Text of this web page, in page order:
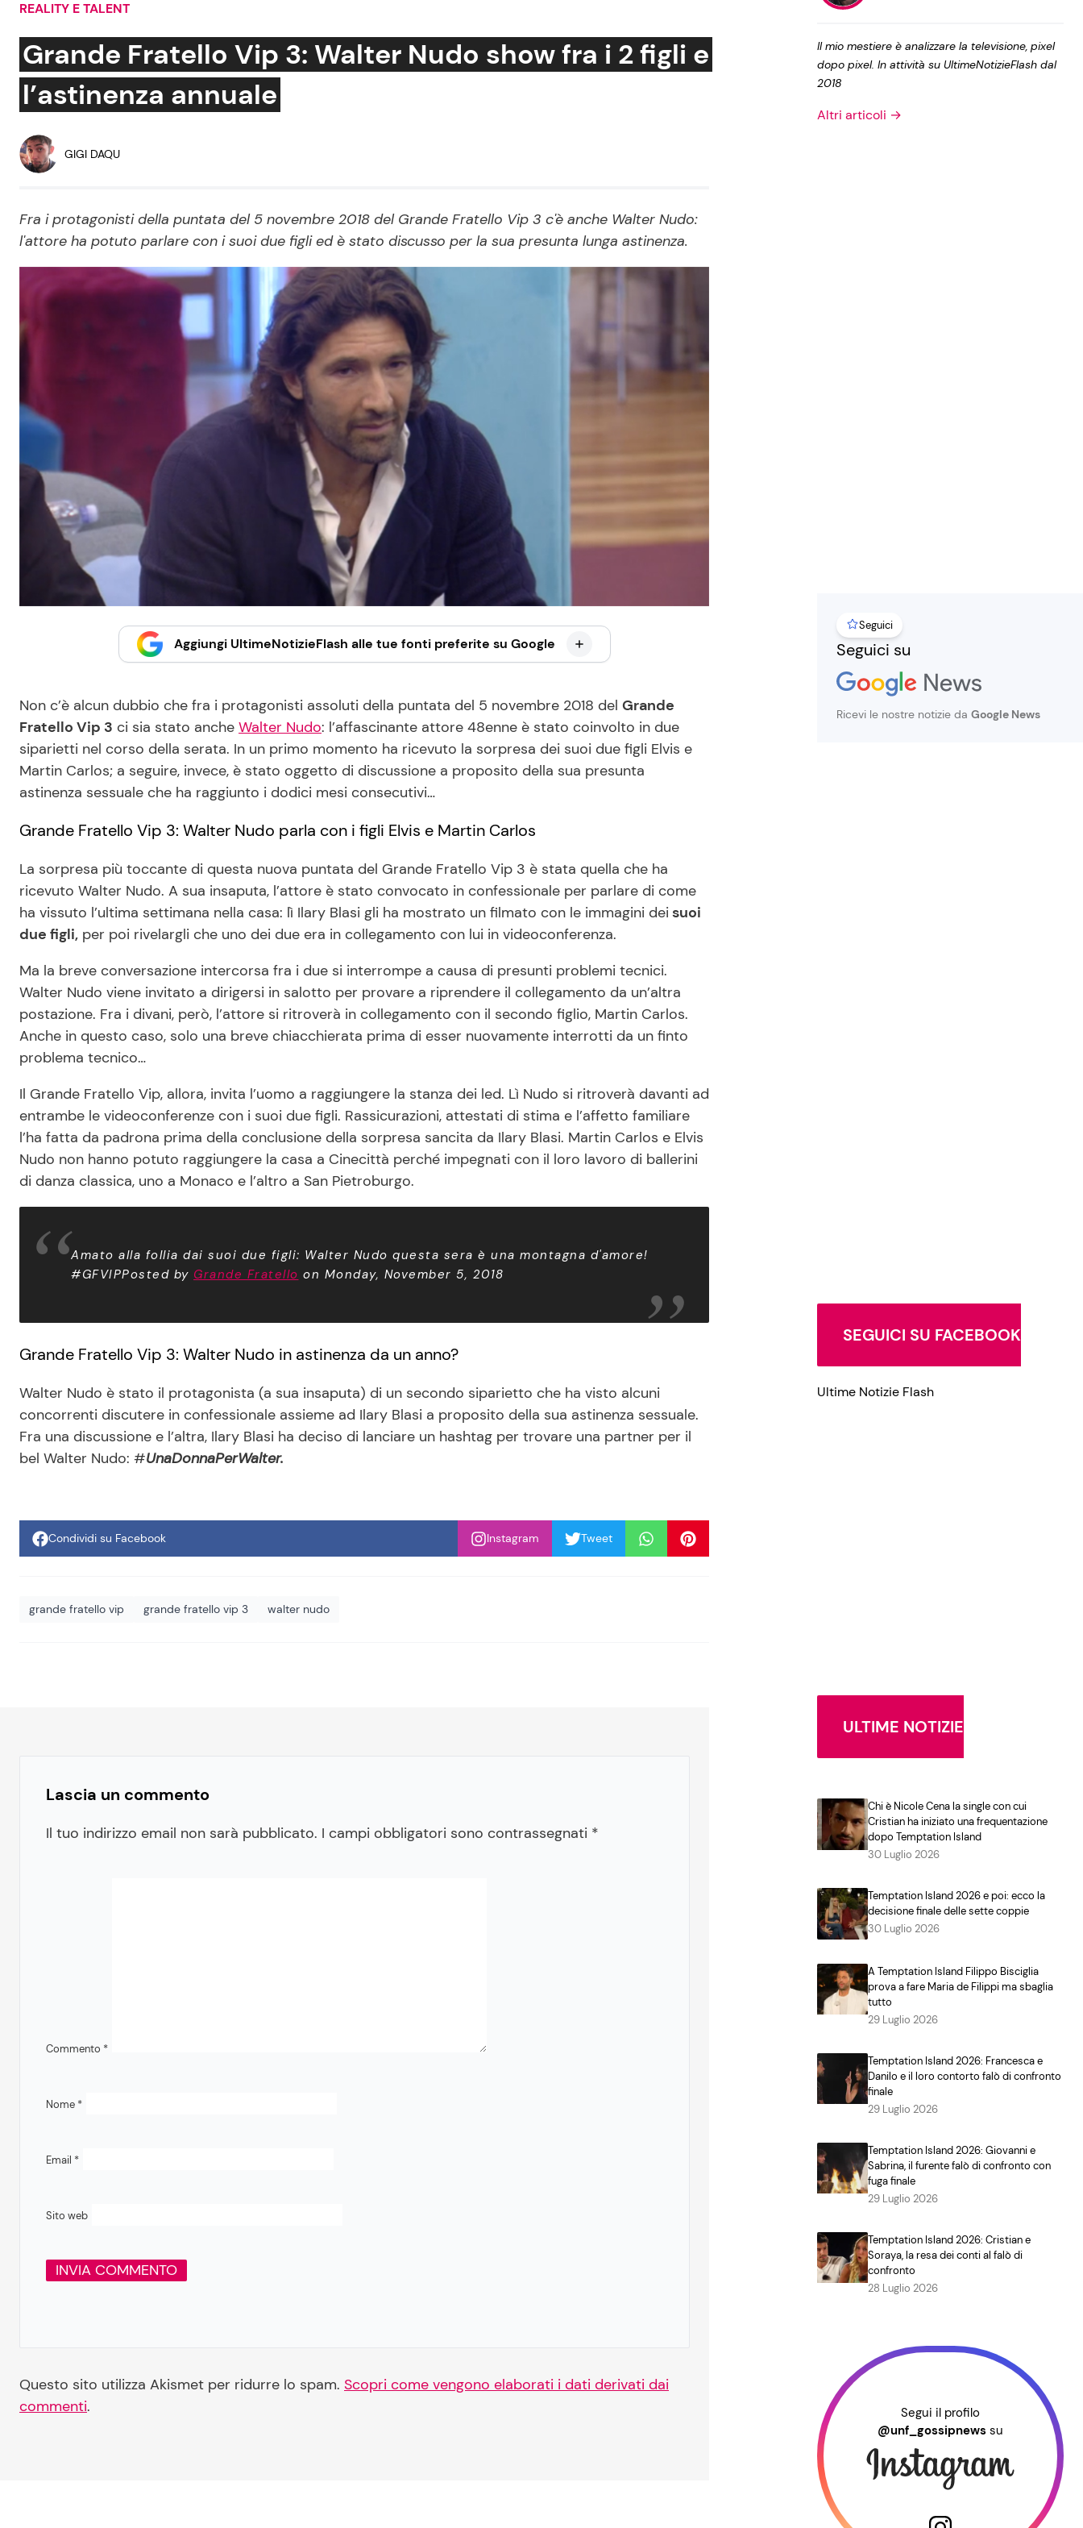
Social News
News dal mondo
Benessere
Mondo Mamma
News benessere
Salute
Viaggi e Turismo
Festività
Le Ricette in TV
Primi Piatti
Ricette Facili e Veloci
Privacy Policy
REALITY E TALENT
Grande Fratello Vip 3: Walter Nudo show fra i 2 figli e
l’astinenza annuale
GIGI DAQU
Fra i protagonisti della puntata del 5 novembre 2018 del Grande Fratello Vip 3 c'è anche Walter Nudo:
l'attore ha potuto parlare con i suoi due figli ed è stato discusso per la sua presunta lunga astinenza.
Aggiungi UltimeNotizieFlash alle tue fonti preferite su Google
Non c’è alcun dubbio che fra i protagonisti assoluti della puntata del 5 novembre 2018 del Grande
Fratello Vip 3 ci sia stato anche Walter Nudo: l’affascinante attore 48enne è stato coinvolto in due
siparietti nel corso della serata. In un primo momento ha ricevuto la sorpresa dei suoi due figli Elvis e
Martin Carlos; a seguire, invece, è stato oggetto di discussione a proposito della sua presunta
astinenza sessuale che ha raggiunto i dodici mesi consecutivi…
Grande Fratello Vip 3: Walter Nudo parla con i figli Elvis e Martin Carlos
La sorpresa più toccante di questa nuova puntata del Grande Fratello Vip 3 è stata quella che ha
ricevuto Walter Nudo. A sua insaputa, l’attore è stato convocato in confessionale per parlare di come
ha vissuto l’ultima settimana nella casa: lì Ilary Blasi gli ha mostrato un filmato con le immagini dei suoi
due figli, per poi rivelargli che uno dei due era in collegamento con lui in videoconferenza.
Ma la breve conversazione intercorsa fra i due si interrompe a causa di presunti problemi tecnici.
Walter Nudo viene invitato a dirigersi in salotto per provare a riprendere il collegamento da un’altra
postazione. Fra i divani, però, l’attore si ritroverà in collegamento con il secondo figlio, Martin Carlos.
Anche in questo caso, solo una breve chiacchierata prima di esser nuovamente interrotti da un finto
problema tecnico…
Il Grande Fratello Vip, allora, invita l’uomo a raggiungere la stanza dei led. Lì Nudo si ritroverà davanti ad
entrambe le videoconferenze con i suoi due figli. Rassicurazioni, attestati di stima e l’affetto familiare
l’ha fatta da padrona prima della conclusione della sorpresa sancita da Ilary Blasi. Martin Carlos e Elvis
Nudo non hanno potuto raggiungere la casa a Cinecittà perché impegnati con il loro lavoro di ballerini
di danza classica, uno a Monaco e l’altro a San Pietroburgo.
Amato alla follia dai suoi due figli: Walter Nudo questa sera è una montagna d'amore!
#GFVIPPosted by Grande Fratello on Monday, November 5, 2018
Grande Fratello Vip 3: Walter Nudo in astinenza da un anno?
Walter Nudo è stato il protagonista (a sua insaputa) di un secondo siparietto che ha visto alcuni
concorrenti discutere in confessionale assieme ad Ilary Blasi a proposito della sua astinenza sessuale.
Fra una discussione e l’altra, Ilary Blasi ha deciso di lanciare un hashtag per trovare una partner per il
bel Walter Nudo: #UnaDonnaPerWalter.
Condividi su Facebook Instagram Tweet
grande fratello vip grande fratello vip 3 walter nudo
Lascia un commento
Il tuo indirizzo email non sarà pubblicato. I campi obbligatori sono contrassegnati *
Commento *
Nome *
Email *
Sito web
Questo sito utilizza Akismet per ridurre lo spam. Scopri come vengono elaborati i dati derivati dai
commenti.
Il mio mestiere è analizzare la televisione, pixel
dopo pixel. In attività su UltimeNotizieFlash dal
2018
Altri articoli →
Seguici
Seguici su
Ricevi le nostre notizie da Google News
SEGUICI SU FACEBOOK
Ultime Notizie Flash
ULTIME NOTIZIE
Chi è Nicole Cena la single con cui
Cristian ha iniziato una frequentazione
dopo Temptation Island
30 Luglio 2026
Temptation Island 2026 e poi: ecco la
decisione finale delle sette coppie
30 Luglio 2026
A Temptation Island Filippo Bisciglia
prova a fare Maria de Filippi ma sbaglia
tutto
29 Luglio 2026
Temptation Island 2026: Francesca e
Danilo e il loro contorto falò di confronto
finale
29 Luglio 2026
Temptation Island 2026: Giovanni e
Sabrina, il furente falò di confronto con
fuga finale
29 Luglio 2026
Temptation Island 2026: Cristian e
Soraya, la resa dei conti al falò di
confronto
28 Luglio 2026
Segui il profilo
@unf_gossipnews su